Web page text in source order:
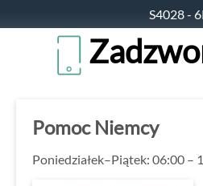
S4028 -
Pomoc Niemcy
Poniedziałek–Piątek: 06:00 –